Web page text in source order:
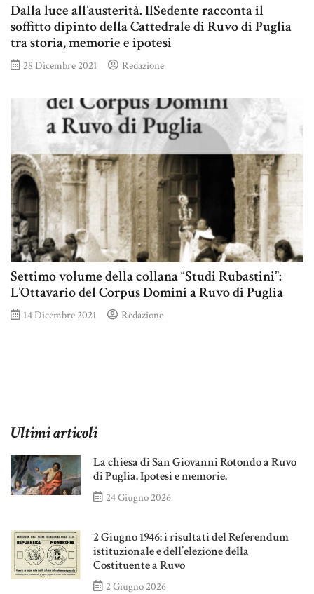
Dalla luce all’austerità. IlSedente racconta il
soffitto dipinto della Cattedrale di Ruvo di Puglia
tra storia, memorie e ipotesi
28 Dicembre 2021 Redazione
Settimo volume della collana “Studi Rubastini”:
L’Ottavario del Corpus Domini a Ruvo di Puglia
14 Dicembre 2021 Redazione
Ultimi articoli
La chiesa di San Giovanni Rotondo a Ruvo
di Puglia. Ipotesi e memorie.
24 Giugno 2026
2 Giugno 1946: i risultati del Referendum
istituzionale e dell’elezione della
Costituente a Ruvo
2 Giugno 2026